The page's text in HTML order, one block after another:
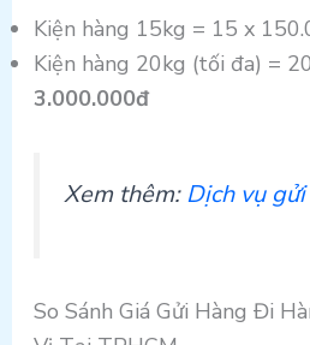
Kiện hàng 15kg = 15 x
Kiện hàng 20kg (tối đa) =
3.000.000đ
Xem thêm:Dịch vụ
So Sánh Giá Gửi Hàng Đi